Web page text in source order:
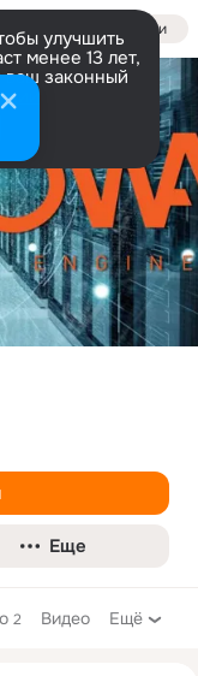
Войти
улучшить
менее 13 лет,
законный
Еще
2 Видео Ещё